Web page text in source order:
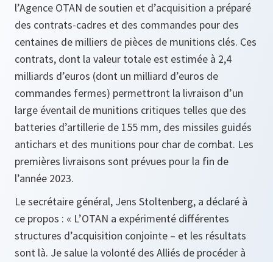
l’Agence OTAN de soutien et d’acquisition a préparé
des contrats-cadres et des commandes pour des
centaines de milliers de pièces de munitions clés. Ces
contrats, dont la valeur totale est estimée à 2,4
milliards d’euros (dont un milliard d’euros de
commandes fermes) permettront la livraison d’un
large éventail de munitions critiques telles que des
batteries d’artillerie de 155 mm, des missiles guidés
antichars et des munitions pour char de combat. Les
premières livraisons sont prévues pour la fin de
l’année 2023.
Le secrétaire général, Jens Stoltenberg, a déclaré à
ce propos : « L’OTAN a expérimenté différentes
structures d’acquisition conjointe – et les résultats
sont là. Je salue la volonté des Alliés de procéder à